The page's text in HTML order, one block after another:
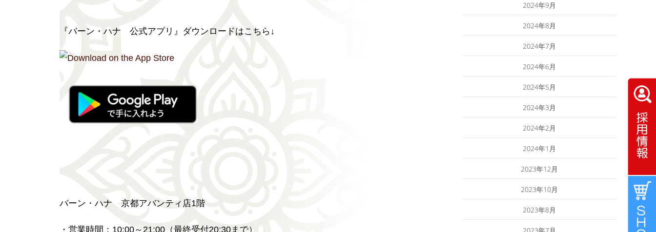
『バーン・ハナ 公式アプリ』ダウンロードはこちら↓
バーン・ハナ 京都アバンティ店1階
・営業時間：10:00～21:00（最終受付20:30まで）
2024年9月
2024年8月
2024年7月
2024年6月
2024年5月
2024年3月
2024年2月
2024年1月
2023年12月
2023年10月
2023年8月